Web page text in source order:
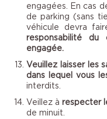
engagées. En cas
de parking (sans
véhicule devra
responsabilité
engagée.
Veuillez laisser les
dans lequel vous
interdits.
Veillez à respecter
de minuit.